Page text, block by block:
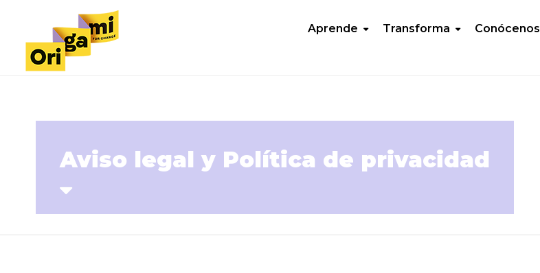
Aprende Transforma Conócenos
Aviso legal y Política de privacidad